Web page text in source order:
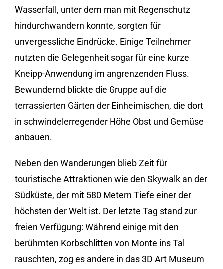
Wasserfall, unter dem man mit Regenschutz
hindurchwandern konnte, sorgten für
unvergessliche Eindrücke. Einige Teilnehmer
nutzten die Gelegenheit sogar für eine kurze
Kneipp-Anwendung im angrenzenden Fluss.
Bewundernd blickte die Gruppe auf die
terrassierten Gärten der Einheimischen, die dort
in schwindelerregender Höhe Obst und Gemüse
anbauen.
Neben den Wanderungen blieb Zeit für
touristische Attraktionen wie den Skywalk an der
Südküste, der mit 580 Metern Tiefe einer der
höchsten der Welt ist. Der letzte Tag stand zur
freien Verfügung: Während einige mit den
berühmten Korbschlitten von Monte ins Tal
rauschten, zog es andere in das 3D Art Museum